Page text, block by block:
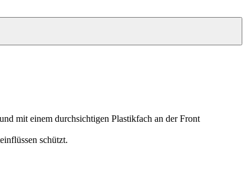
mit einem durchsichtigen Plastikfach an der Front
schützt.